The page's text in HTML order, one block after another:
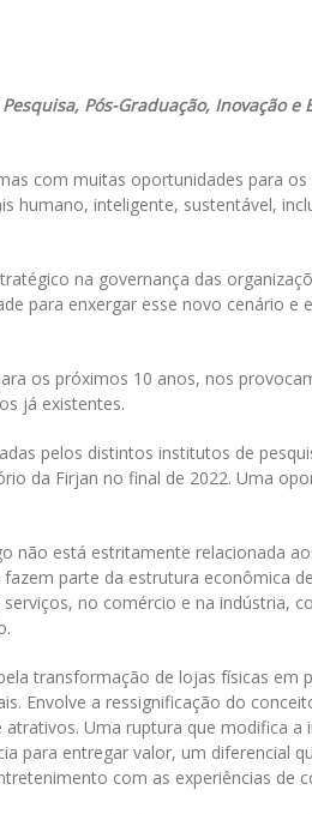
Pós-Graduação, Inovação
com muitas oportunidades para os
humano, inteligente, sustentável,
na governança das
para enxergar esse novo cenário e
os próximos 10 anos, nos
já existentes.
pelos distintos institutos de
da Firjan no final de 2022. Uma
não está estritamente relacionada
parte da estrutura econômica
no comércio e na indústria,
transformação de lojas físicas em
Envolve a ressignificação do
Uma ruptura que modifica
para entregar valor, um diferencial
com as experiências de